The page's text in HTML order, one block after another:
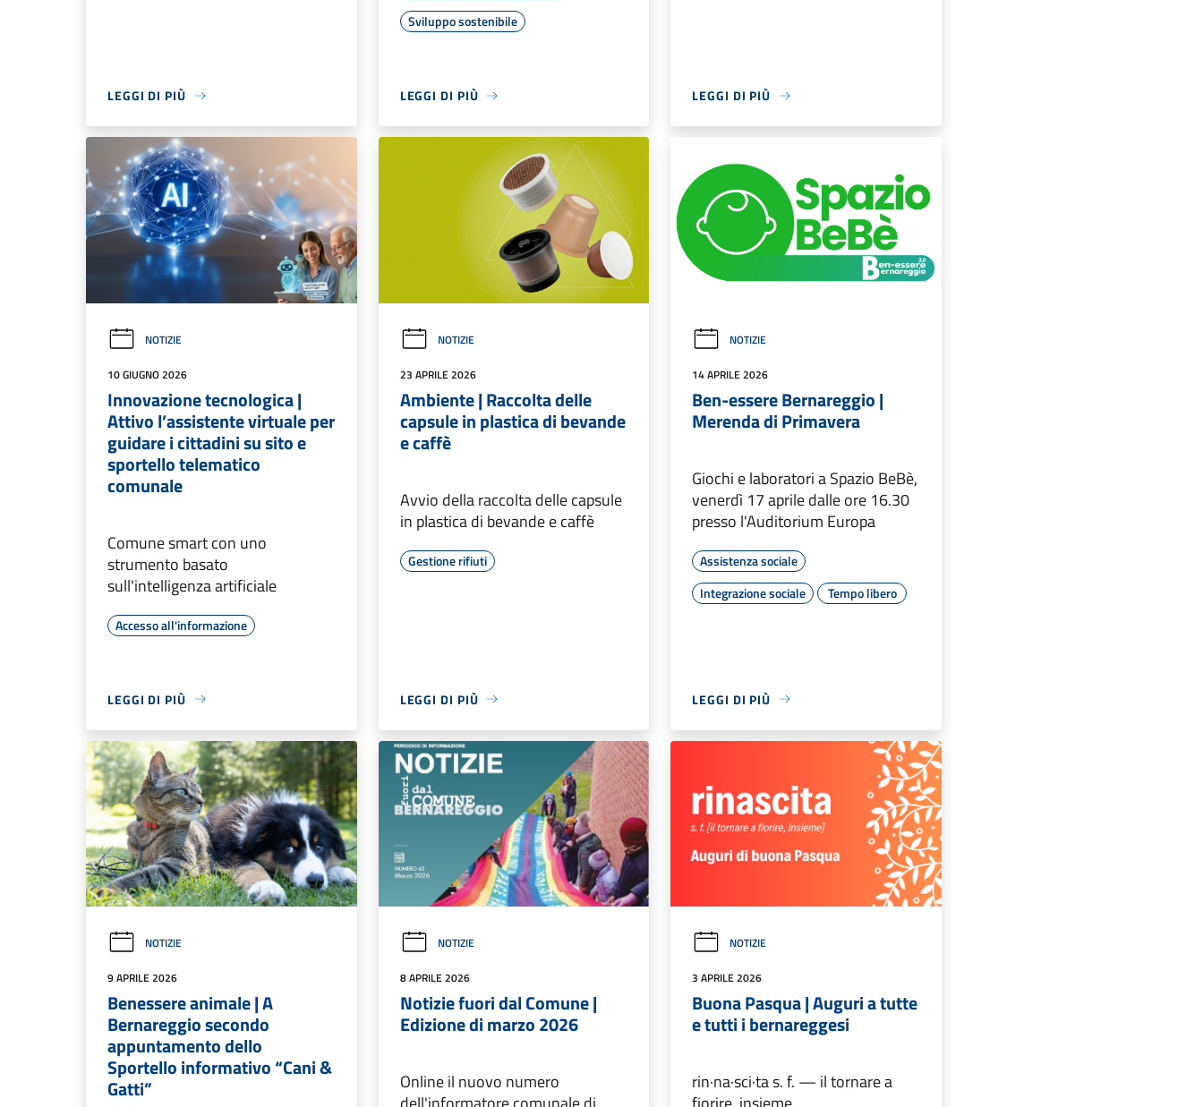
LEGGI DI PIÙ
Sviluppo sostenibile
LEGGI DI PIÙ LEGGI DI PIÙ
NOTIZIE
10 GIUGNO 2026
Innovazione tecnologica |
Attivo l’assistente virtuale per
guidare i cittadini su sito e
sportello telematico
comunale
Comune smart con uno
strumento basato
sull'intelligenza artificiale
Accesso all'informazione
LEGGI DI PIÙ
NOTIZIE
23 APRILE 2026
Ambiente | Raccolta delle
capsule in plastica di bevande
e caffè
Avvio della raccolta delle capsule
in plastica di bevande e caffè
Gestione rifiuti
LEGGI DI PIÙ
NOTIZIE
14 APRILE 2026
Ben-essere Bernareggio |
Merenda di Primavera
Giochi e laboratori a Spazio BeBè,
venerdì 17 aprile dalle ore 16.30
presso l'Auditorium Europa
Assistenza sociale
Integrazione sociale
Tempo libero
LEGGI DI PIÙ
NOTIZIE
9 APRILE 2026
Benessere animale | A
Bernareggio secondo
appuntamento dello
Sportello informativo “Cani &
Gatti”
NOTIZIE
8 APRILE 2026
Notizie fuori dal Comune |
Edizione di marzo 2026
Online il nuovo numero
NOTIZIE
3 APRILE 2026
Buona Pasqua | Auguri a tutte
e tutti i bernareggesi
rin·na·sci·ta s. f. — il tornare a